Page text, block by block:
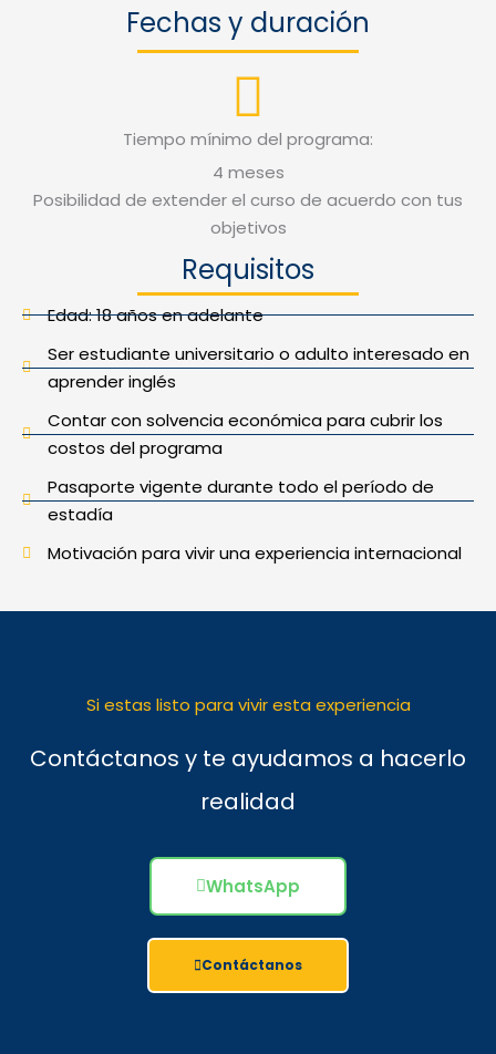
Fechas y duración
Tiempo mínimo del programa:
4 meses
Posibilidad de extender el curso de acuerdo con tus
objetivos
Requisitos
Edad: 18 años en adelante
Ser estudiante universitario o adulto interesado en
aprender inglés
Contar con solvencia económica para cubrir los
costos del programa
Pasaporte vigente durante todo el período de
estadía
Motivación para vivir una experiencia internacional
Si estas listo para vivir esta experiencia
Contáctanos y te ayudamos a hacerlo
realidad
WhatsApp
Contáctanos